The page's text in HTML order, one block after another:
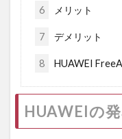
6 メリット
7 デメリット
8 HUAWEI
HUAWEIの